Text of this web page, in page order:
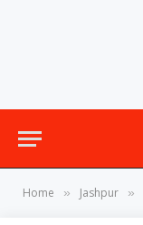
Home » Jashpur »